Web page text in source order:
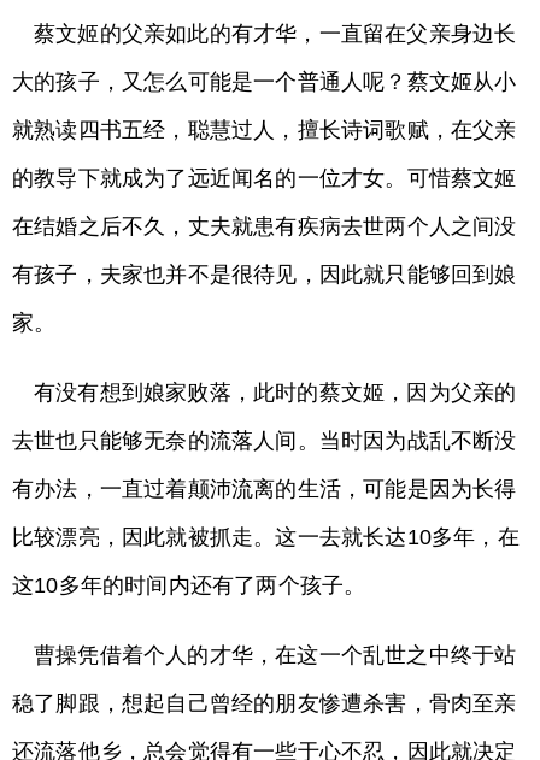
蔡文姬的父亲如此的有才华，一直留在父亲身边长
大的孩子，又怎么可能是一个普通人呢？蔡文姬从小
就熟读四书五经，聪慧过人，擅长诗词歌赋，在父亲
的教导下就成为了远近闻名的一位才女。可惜蔡文姬
在结婚之后不久，丈夫就患有疾病去世两个人之间没
有孩子，夫家也并不是很待见，因此就只能够回到娘
家。
有没有想到娘家败落，此时的蔡文姬，因为父亲的
去世也只能够无奈的流落人间。当时因为战乱不断没
有办法，一直过着颠沛流离的生活，可能是因为长得
比较漂亮，因此就被抓走。这一去就长达10多年，在
这10多年的时间内还有了两个孩子。
曹操凭借着个人的才华，在这一个乱世之中终于站
稳了脚跟，想起自己曾经的朋友惨遭杀害，骨肉至亲
还流落他乡，总会觉得有一些于心不忍，因此就决定